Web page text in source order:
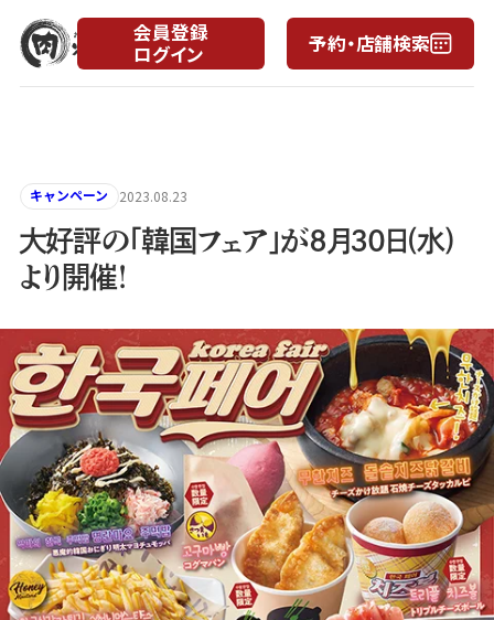
会員登録
ログイン
予約・店舗検索
キャンペーン 2023.08.23
大好評の「韓国フェア」が8月30日(水)
より開催！